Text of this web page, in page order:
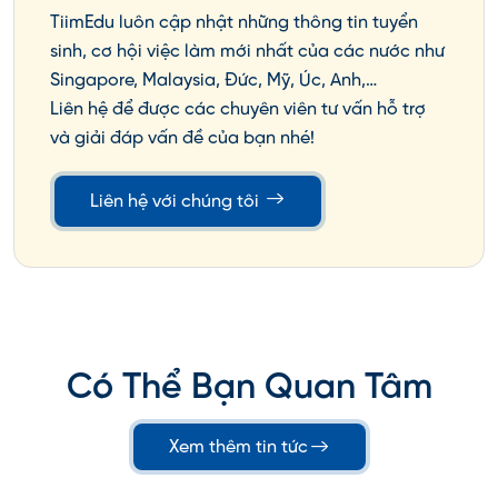
Thiết kế, truyền thông, nội dung số
Biên phiên dịch
➡️ Có E7 =ở lại Hàn Quốc hợp pháp, thu nhập ổn
định, tương lai rõ ràng.
5. Visa F2 – Visa Cư Trú Dài Hạn
Visa F2 cho phép người nước ngoài
làm việc lâu dài tại Hàn Quốc, không phụ thuộc
TiimEdu luôn cập nhật những thông tin tuyển
sinh, cơ hội việc làm mới nhất của các nước như
Singapore, Malaysia, Đức, Mỹ, Úc, Anh,…
Liên hệ để được các chuyên viên tư vấn hỗ trợ
và giải đáp vấn đề của bạn nhé!
Liên hệ với chúng tôi
Có Thể Bạn Quan Tâm
Xem thêm tin tức